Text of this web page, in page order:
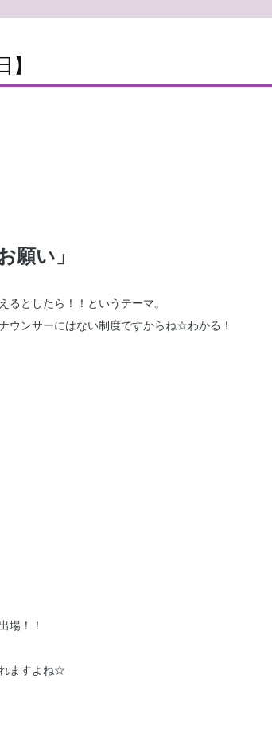
願い」
としたら！！というテーマ。
ウンサーにはない制度ですからね☆わかる！
場！！
ますよね☆